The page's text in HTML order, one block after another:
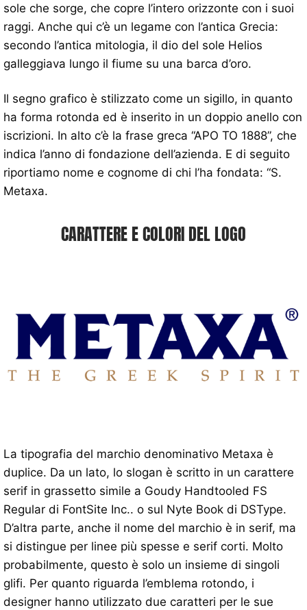
sole che sorge, che copre l’intero orizzonte con i suoi
raggi. Anche qui c’è un legame con l’antica Grecia:
secondo l’antica mitologia, il dio del sole Helios
galleggiava lungo il fiume su una barca d’oro.
Il segno grafico è stilizzato come un sigillo, in quanto
ha forma rotonda ed è inserito in un doppio anello con
iscrizioni. In alto c’è la frase greca “APO TO 1888”, che
indica l’anno di fondazione dell’azienda. E di seguito
riportiamo nome e cognome di chi l’ha fondata: “S.
Metaxa.
CARATTERE E COLORI DEL LOGO
La tipografia del marchio denominativo Metaxa è
duplice. Da un lato, lo slogan è scritto in un carattere
serif in grassetto simile a Goudy Handtooled FS
Regular di FontSite Inc.. o sul Nyte Book di DSType.
D’altra parte, anche il nome del marchio è in serif, ma
si distingue per linee più spesse e serif corti. Molto
probabilmente, questo è solo un insieme di singoli
glifi. Per quanto riguarda l’emblema rotondo, i
designer hanno utilizzato due caratteri per le sue